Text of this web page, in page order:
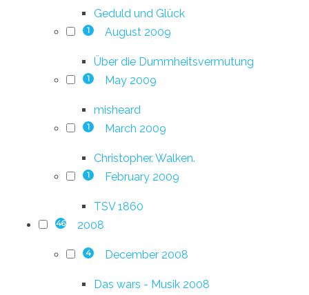
Geduld und Glück
1 August 2009
Über die Dummheitsvermutung
1 May 2009
misheard
1 March 2009
Christopher. Walken.
1 February 2009
TSV 1860
46 2008
4 December 2008
Das wars - Musik 2008